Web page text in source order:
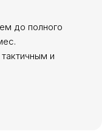
до полного
и